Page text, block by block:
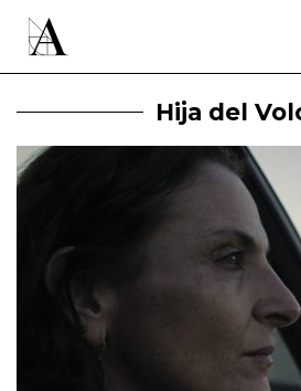
Hija del
ÚNETE A LA ACADEMIA DE